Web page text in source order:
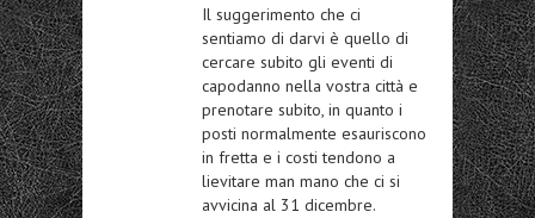
Il suggerimento che ci
sentiamo di darvi è quello di
cercare subito gli eventi di
capodanno nella vostra città e
prenotare subito, in quanto i
posti normalmente esauriscono
in fretta e i costi tendono a
lievitare man mano che ci si
avvicina al 31 dicembre.